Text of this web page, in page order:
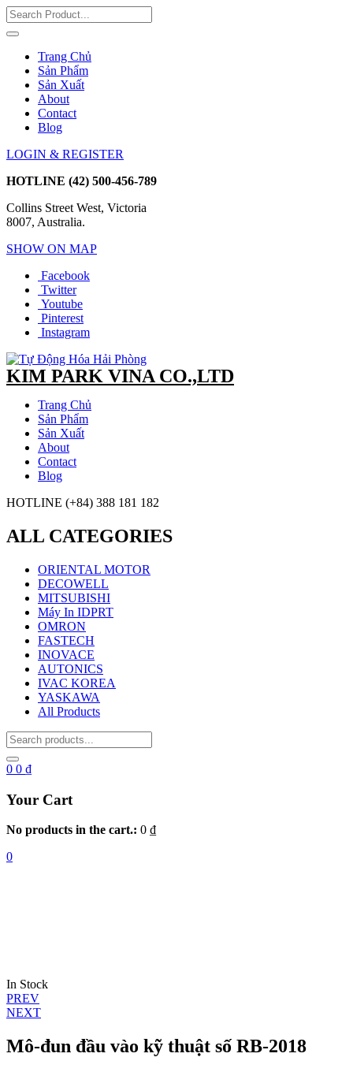
Trang Chủ
Sản Phẩm
Sản Xuất
About
Contact
Blog
LOGIN & REGISTER
HOTLINE (42) 500-456-789
Collins Street West, Victoria
8007, Australia.
SHOW ON MAP
Facebook
Twitter
Youtube
Pinterest
Instagram
KIM PARK VINA CO.,LTD
Trang Chủ
Sản Phẩm
Sản Xuất
About
Contact
Blog
HOTLINE (+84) 388 181 182
ALL CATEGORIES
ORIENTAL MOTOR
DECOWELL
MITSUBISHI
Máy In IDPRT
OMRON
FASTECH
INOVACE
AUTONICS
IVAC KOREA
YASKAWA
All Products
0 0 ₫
Your Cart
No products in the cart.: 0 ₫
0
In Stock
Điều
hướng
bài
PREV
NEXT
Mô-đun đầu vào kỹ thuật số RB-2018